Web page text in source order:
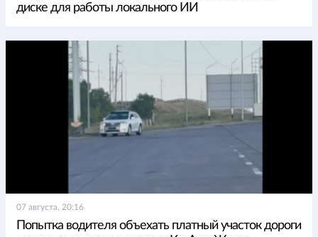
диске для работы локального ИИ
07 августа, 20:16
Попытка водителя объехать платный участок дороги